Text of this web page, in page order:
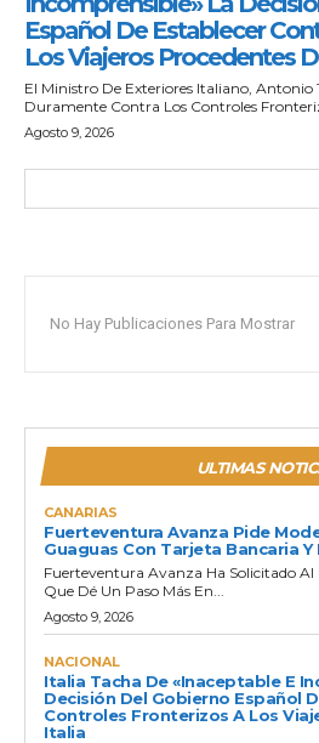
Español De Establecer
Los Viajeros Procedentes
El Ministro De Exteriores Italiano, Antonio
Duramente Contra Los Controles
Agosto 9, 2026
No Hay Publicaciones Para Mostrar
ULTIMAS
CANARIAS
Fuerteventura Avanza Pide
Guaguas Con Tarjeta Bancaria Y
Fuerteventura Avanza Ha Solicitado
Que Dé Un Paso Más En...
Agosto 9, 2026
NACIONAL
Italia Tacha De «inaceptable E
Decisión Del Gobierno Español
Controles Fronterizos A Los
Italia